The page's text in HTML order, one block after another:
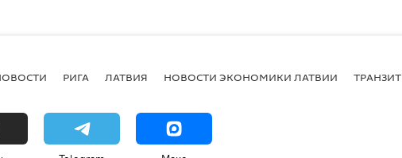
РИГА ЛАТВИЯ НОВОСТИ ЭКОНОМИКИ ЛАТВИИ ТРАНЗИТ